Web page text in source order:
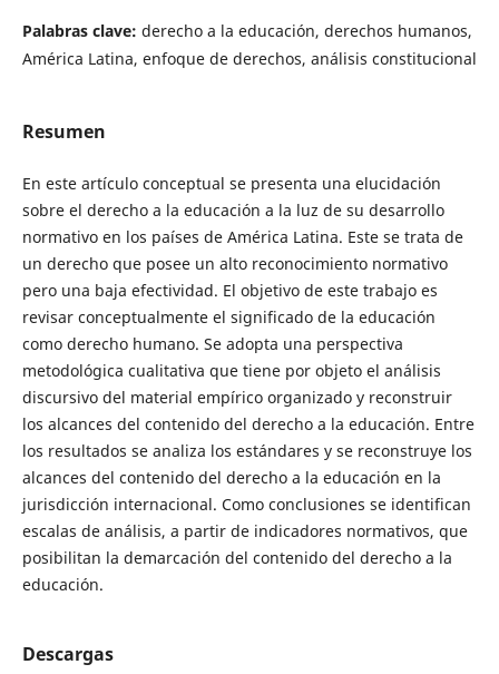
Palabras clave: derecho a la educación, derechos humanos,
América Latina, enfoque de derechos, análisis constitucional
Resumen
En este artículo conceptual se presenta una elucidación
sobre el derecho a la educación a la luz de su desarrollo
normativo en los países de América Latina. Este se trata de
un derecho que posee un alto reconocimiento normativo
pero una baja efectividad. El objetivo de este trabajo es
revisar conceptualmente el significado de la educación
como derecho humano. Se adopta una perspectiva
metodológica cualitativa que tiene por objeto el análisis
discursivo del material empírico organizado y reconstruir
los alcances del contenido del derecho a la educación. Entre
los resultados se analiza los estándares y se reconstruye los
alcances del contenido del derecho a la educación en la
jurisdicción internacional. Como conclusiones se identifican
escalas de análisis, a partir de indicadores normativos, que
posibilitan la demarcación del contenido del derecho a la
educación.
Descargas